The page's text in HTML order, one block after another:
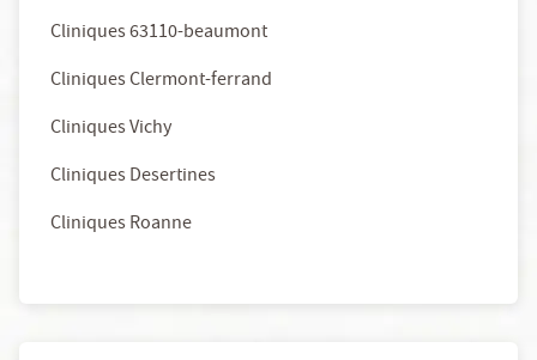
Cliniques 63110-beaumont
Cliniques Clermont-ferrand
Cliniques Vichy
Cliniques Desertines
Cliniques Roanne